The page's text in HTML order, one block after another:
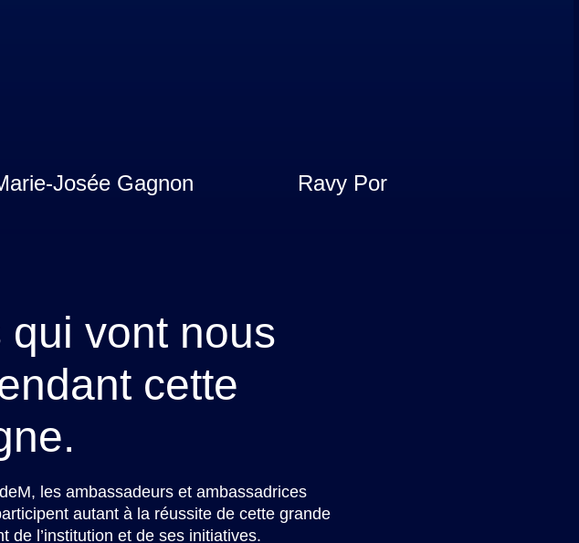
Josée Gagnon Ravy Por
vont nous
cette
les ambassadeurs et ambassadrices
autant à la réussite de cette grande
de l’institution et de ses initiatives.